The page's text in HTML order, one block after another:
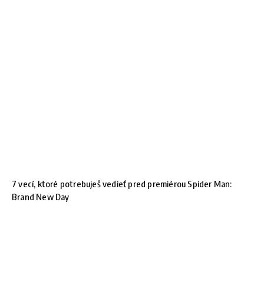
7 vecí, ktoré potrebuješ vedieť pred premiérou Spider Man:
Brand New Day